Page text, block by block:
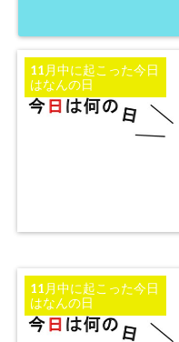
11月中に起こった今日
はなんの日
11月中に起こった今日
はなんの日